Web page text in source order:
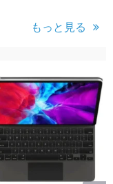
もっと見る